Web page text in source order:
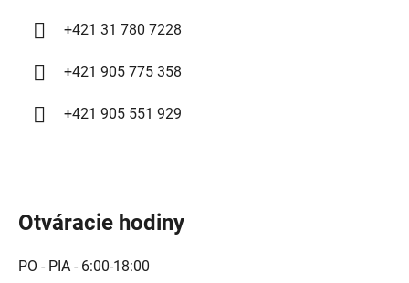
+421 31 780 7228
+421 905 775 358
+421 905 551 929
Otváracie hodiny
PO - PIA - 6:00-18:00